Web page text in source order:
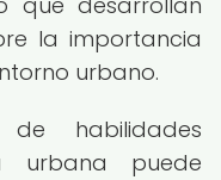
la importancia
urbano.
habilidades
urbana puede